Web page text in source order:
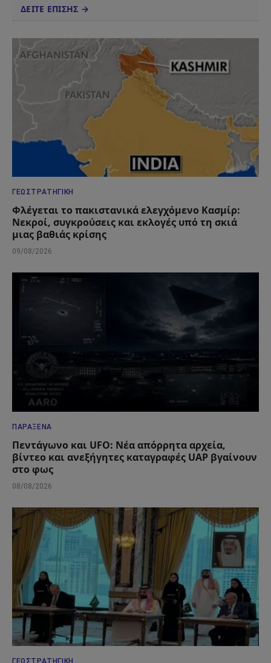
ΔΕΙΤΕ ΕΠΙΣΗΣ →
ΓΕΩΣΤΡΑΤΗΓΙΚΉ
Φλέγεται το πακιστανικά ελεγχόμενο Κασμίρ:
Νεκροί, συγκρούσεις και εκλογές υπό τη σκιά
μιας βαθιάς κρίσης
09/08/2026
ΠΑΡΆΞΕΝΑ
Πεντάγωνο και UFO: Νέα απόρρητα αρχεία,
βίντεο και ανεξήγητες καταγραφές UAP βγαίνουν
στο φως
08/08/2026
ΓΕΩΣΤΡΑΤΗΓΙΚΉ